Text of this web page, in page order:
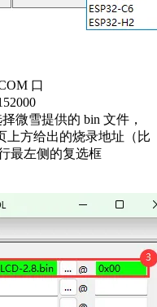
口
微雪提供的 bin 文件，
上方给出的烧录地址（比
最左侧的复选框